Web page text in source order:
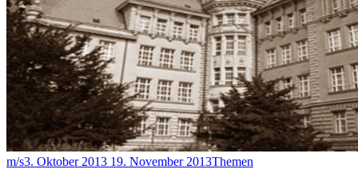
m/s3. Oktober 2013 19. November 2013Themen